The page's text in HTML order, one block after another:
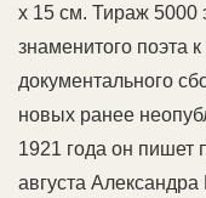
х 15 см. Тираж 5000
знаменитого поэта
документального
новых ранее
1921 года он пишет
августа Александра